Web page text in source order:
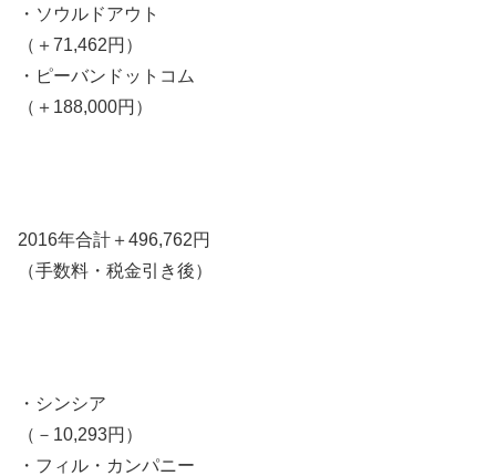
・ソウルドアウト
（＋71,462円）
・ピーバンドットコム
（＋188,000円）
2016年合計＋496,762円
（手数料・税金引き後）
・シンシア
（－10,293円）
・フィル・カンパニー